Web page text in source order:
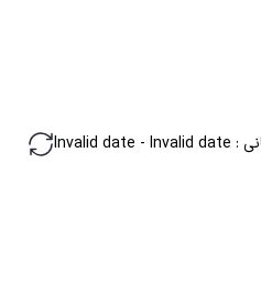
:
Invalid date - Invalid date